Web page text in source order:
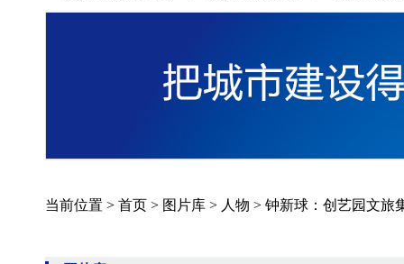
当前位置 > 首页 > 图片库 > 人物 > 钟新球：创艺园文旅